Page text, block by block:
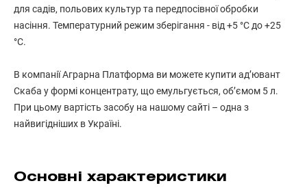
для садів, польових культур та передпосівної обробки
насіння. Температурний режим зберігання - від +5 °С до +25
°С.
В компанії Аграрна Платформа ви можете купити ад’ювант
Скаба у формі концентрату, що емульгується, об’ємом 5 л.
При цьому вартість засобу на нашому сайті – одна з
найвигідніших в Україні.
Основні характеристики